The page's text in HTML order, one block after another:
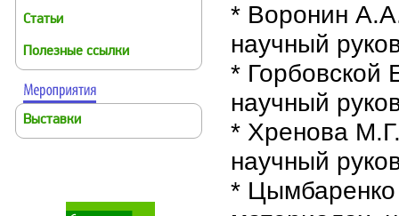
Статьи
Полезные ссылки
Выставки
* Воронин
научный
* Горбовской
научный
* Хренова
научный
* Цымбаренко